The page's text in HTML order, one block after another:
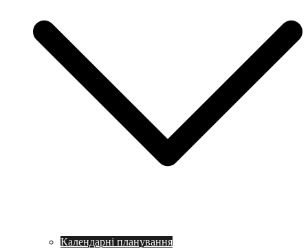
Календарні планування